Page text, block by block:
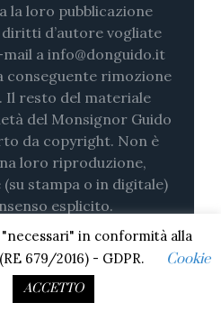
la loro pubblicazione
d’autore vogliate
a info@donguido.it
conseguente rimozione
Il resto del materiale
del Monsignor Guido
da copyright. Non è
loro riproduzione,
stampa o in digitale)
esplicito.
in conformità alla
679/2016) - GDPR.
Cookie
ACCETTO